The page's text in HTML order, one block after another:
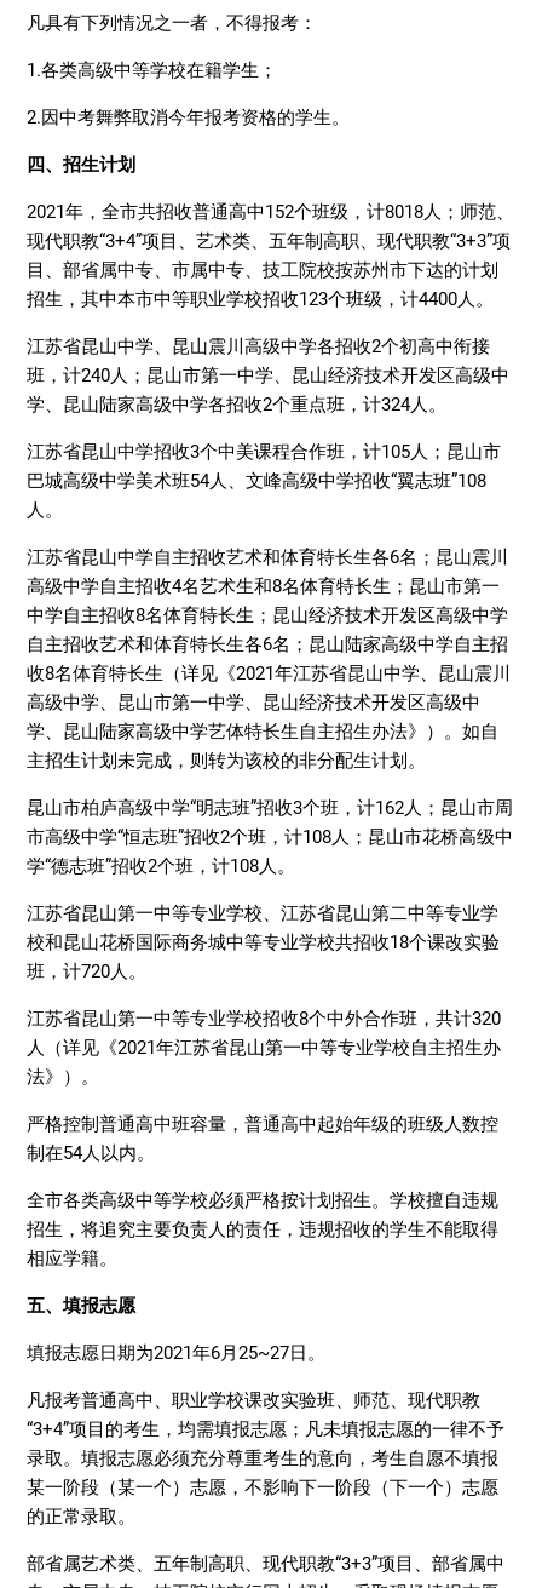
凡具有下列情况之一者，不得报考：
1.各类高级中等学校在籍学生；
2.因中考舞弊取消今年报考资格的学生。
四、招生计划
2021年，全市共招收普通高中152个班级，计8018人；师范、
现代职教“3+4”项目、艺术类、五年制高职、现代职教“3+3”项
目、部省属中专、市属中专、技工院校按苏州市下达的计划
招生，其中本市中等职业学校招收123个班级，计4400人。
江苏省昆山中学、昆山震川高级中学各招收2个初高中衔接
班，计240人；昆山市第一中学、昆山经济技术开发区高级中
学、昆山陆家高级中学各招收2个重点班，计324人。
江苏省昆山中学招收3个中美课程合作班，计105人；昆山市
巴城高级中学美术班54人、文峰高级中学招收“翼志班”108
人。
江苏省昆山中学自主招收艺术和体育特长生各6名；昆山震川
高级中学自主招收4名艺术生和8名体育特长生；昆山市第一
中学自主招收8名体育特长生；昆山经济技术开发区高级中学
自主招收艺术和体育特长生各6名；昆山陆家高级中学自主招
收8名体育特长生（详见《2021年江苏省昆山中学、昆山震川
高级中学、昆山市第一中学、昆山经济技术开发区高级中
学、昆山陆家高级中学艺体特长生自主招生办法》）。如自
主招生计划未完成，则转为该校的非分配生计划。
昆山市柏庐高级中学“明志班”招收3个班，计162人；昆山市周
市高级中学“恒志班”招收2个班，计108人；昆山市花桥高级中
学“德志班”招收2个班，计108人。
江苏省昆山第一中等专业学校、江苏省昆山第二中等专业学
校和昆山花桥国际商务城中等专业学校共招收18个课改实验
班，计720人。
江苏省昆山第一中等专业学校招收8个中外合作班，共计320
人（详见《2021年江苏省昆山第一中等专业学校自主招生办
法》）。
严格控制普通高中班容量，普通高中起始年级的班级人数控
制在54人以内。
全市各类高级中等学校必须严格按计划招生。学校擅自违规
招生，将追究主要负责人的责任，违规招收的学生不能取得
相应学籍。
五、填报志愿
填报志愿日期为2021年6月25~27日。
凡报考普通高中、职业学校课改实验班、师范、现代职教
“3+4”项目的考生，均需填报志愿；凡未填报志愿的一律不予
录取。填报志愿必须充分尊重考生的意向，考生自愿不填报
某一阶段（某一个）志愿，不影响下一阶段（下一个）志愿
的正常录取。
部省属艺术类、五年制高职、现代职教“3+3”项目、部省属中